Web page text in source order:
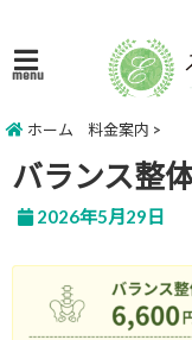
menu
ホーム 料金案内 >
バランス整
2026年5月29日